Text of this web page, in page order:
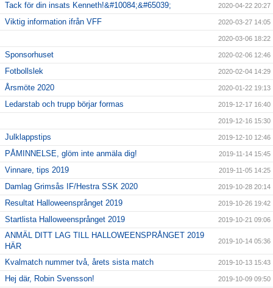
Tack för din insats Kenneth!&#10084;&#65039; 2020-04-22 20:27
Viktig information ifrån VFF 2020-03-27 14:05
2020-03-06 18:22
Sponsorhuset 2020-02-06 12:46
Fotbollslek 2020-02-04 14:29
Årsmöte 2020 2020-01-22 19:13
Ledarstab och trupp börjar formas 2019-12-17 16:40
2019-12-16 15:30
Julklappstips 2019-12-10 12:46
PÅMINNELSE, glöm inte anmäla dig! 2019-11-14 15:45
Vinnare, tips 2019 2019-11-05 14:25
Damlag Grimsås IF/Hestra SSK 2020 2019-10-28 20:14
Resultat Halloweensprånget 2019 2019-10-26 19:42
Startlista Halloweensprånget 2019 2019-10-21 09:06
ANMÄL DITT LAG TILL HALLOWEENSPRÅNGET 2019
HÄR
2019-10-14 05:36
Kvalmatch nummer två, årets sista match 2019-10-13 15:43
Hej där, Robin Svensson! 2019-10-09 09:50